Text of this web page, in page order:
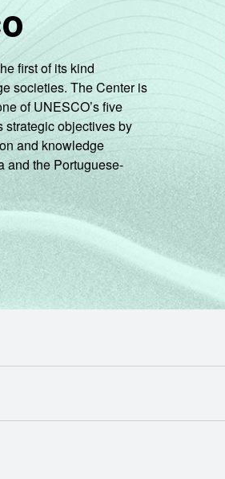
first of its kind
societies. The Center is
of UNESCO’s five
strategic objectives by
and knowledge
and the Portuguese-
ABA)
NOVA ABA)
EM NOVA ABA)
EM NOVA ABA)
(ABRE EM NOVA ABA)
(ABRE EM NOVA ABA)
DO NIC.BR (ABRE EM NOVA ABA)
NIC.BR (ABRE EM NOVA ABA)